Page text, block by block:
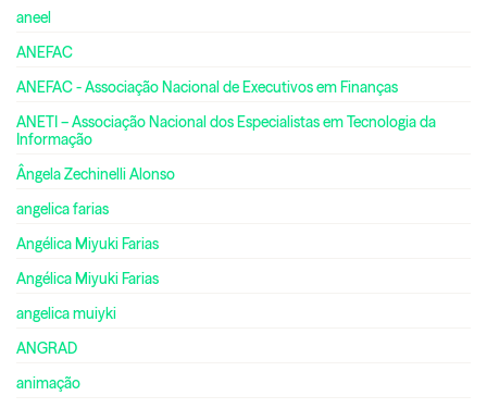
aneel
ANEFAC
ANEFAC - Associação Nacional de Executivos em Finanças
ANETI – Associação Nacional dos Especialistas em Tecnologia da
Informação
Ângela Zechinelli Alonso
angelica farias
Angélica Miyuki Farias
Angélica Miyuki Farias
angelica muiyki
ANGRAD
animação